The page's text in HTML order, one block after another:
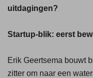
uitdagingen?
Startup-blik: eerst
Erik Geertsema bouwt
zitter om naar een